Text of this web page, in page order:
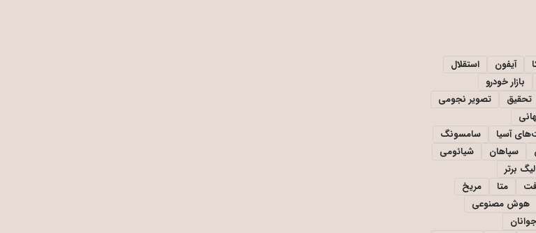
آیفون
استقلال
بازار خودرو
تحقیق
تصویر نجومی
آسیا
سامسونگ
سپاهان
شیائومی
لیگ برتر
متا
مریخ
هوش مصنوعی